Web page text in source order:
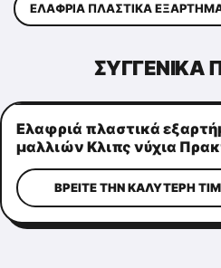
ΕΛΑΦΡΙΆ ΠΛΑΣΤΙΚΆ
ΣΥΓΓΕΝΙΚΆ
Ελαφριά πλαστικά
μαλλιών Κλιπς νύχια
σχήμα στέμματος
ΒΡΕΊΤΕ ΤΗΝ ΚΑΛΎΤΕΡΗ